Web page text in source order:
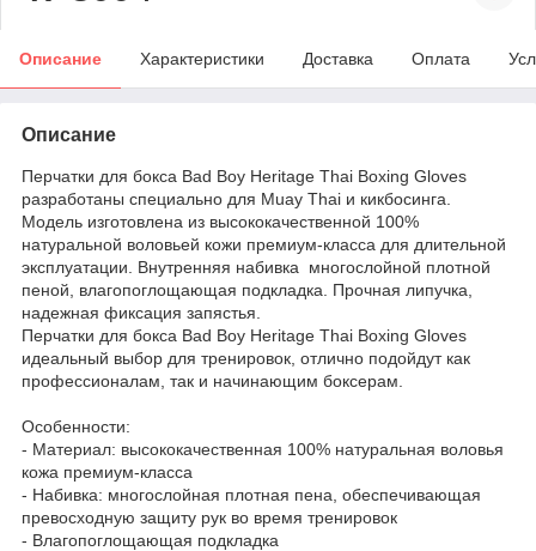
Описание Характеристики Доставка Оплата
Описание
Перчатки для бокса Bad Boy Heritage Thai Boxing Gloves
разработаны специально для Muay Thai и кикбосинга.
Модель изготовлена из высококачественной 100%
натуральной воловьей кожи премиум-класса для длительной
эксплуатации. Внутренняя набивка многослойной плотной
пеной, влагопоглощающая подкладка. Прочная липучка,
надежная фиксация запястья.
Перчатки для бокса Bad Boy Heritage Thai Boxing Gloves
идеальный выбор для тренировок, отлично подойдут как
профессионалам, так и начинающим боксерам.
Особенности:
- Материал: высококачественная 100% натуральная воловья
кожа премиум-класса
- Набивка: многослойная плотная пена, обеспечивающая
превосходную защиту рук во время тренировок
- Влагопоглощающая подкладка